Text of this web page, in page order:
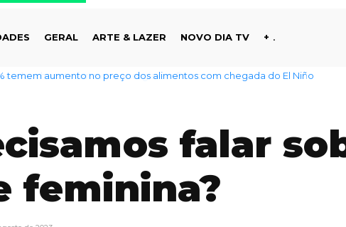
GERAL ARTE & LAZER NOVO DIA TV +
temem aumento no preço dos alimentos com chegada do El Niño
falar
feminina?